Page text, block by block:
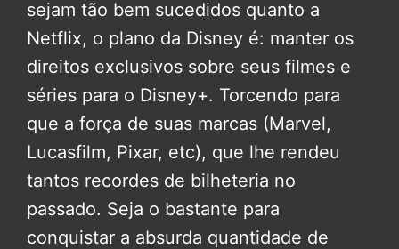
sejam tão bem sucedidos quanto a
Netflix, o plano da Disney é: manter os
direitos exclusivos sobre seus filmes e
séries para o Disney+. Torcendo para
que a força de suas marcas (Marvel,
Lucasfilm, Pixar, etc), que lhe rendeu
tantos recordes de bilheteria no
passado. Seja o bastante para
conquistar a absurda quantidade de